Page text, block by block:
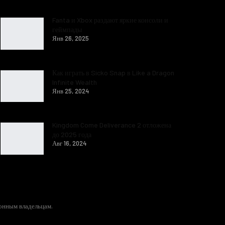
Янв 26, 2025
Янв 25, 2024
Авг 16, 2024
владельцам.